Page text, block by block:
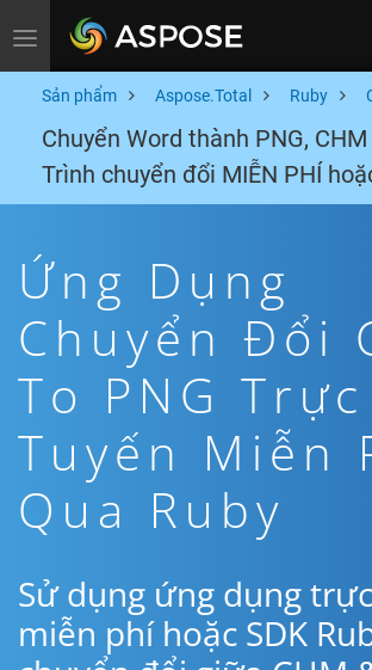
Toggle navigation
Sản phẩm Aspose.Total Ruby
Chuyển Word thành PNG,
Trình chuyển đổi MIỄN PHÍ
Ứng Dụng
Chuyển Đổi
To PNG Trực
Tuyến Miễn
Qua Ruby
Sử dụng ứng dụng
miễn phí hoặc SDK